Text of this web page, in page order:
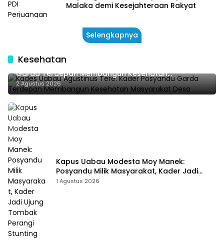
Malaka demi Kesejahteraan Rakyat
Selengkapnya
Kesehatan
Kades Uabau Agustinus Tere: Kader Posyandu
Garda Terdepan Membangun Kesehatan
Masyarakat Desa
2 Agustus 2026
Kapus Uabau Modesta Moy Manek:
Posyandu Milik Masyarakat, Kader Jadi
Ujung Tombak Perangi Stunting
1 Agustus 2026